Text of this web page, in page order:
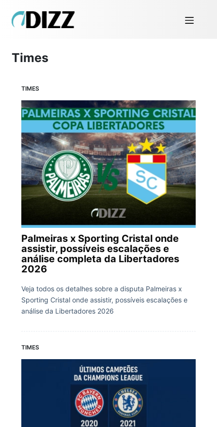
Times
TIMES
Palmeiras x Sporting Cristal onde
assistir, possíveis escalações e
análise completa da Libertadores
2026
Veja todos os detalhes sobre a disputa Palmeiras x
Sporting Cristal onde assistir, possíveis escalações e
análise da Libertadores 2026
TIMES